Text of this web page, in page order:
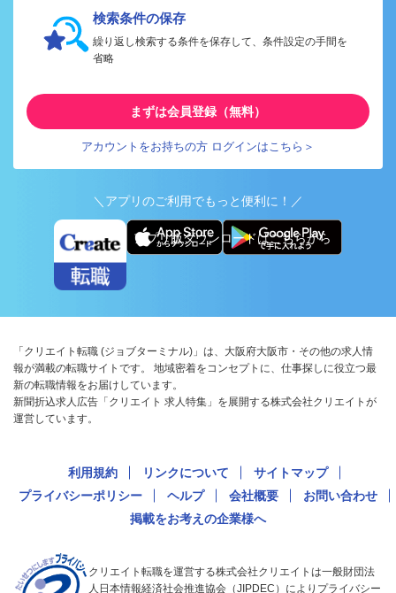
検索条件の保存
繰り返し検索する条件を保存して、条件設定の手間を
省略
まずは会員登録（無料）
アカウントをお持ちの方 ログインはこちら＞
＼アプリのご利用でもっと便利に！／
アプリ版ダウンロードはこちらから
「クリエイト転職 (ジョブターミナル)」は、大阪府大阪市・その他の求人情
報が満載の転職サイトです。 地域密着をコンセプトに、仕事探しに役立つ最
新の転職情報をお届けしています。
新聞折込求人広告「クリエイト 求人特集」を展開する株式会社クリエイトが
運営しています。
利用規約 リンクについて
サイトマップ
プライバシーポリシー
ヘルプ 会社概要
お問い合わせ
掲載をお考えの企業様へ
クリエイト転職を運営する株式会社クリエイトは一般財団法
人日本情報経済社会推進協会（JIPDEC）によりプライバシー